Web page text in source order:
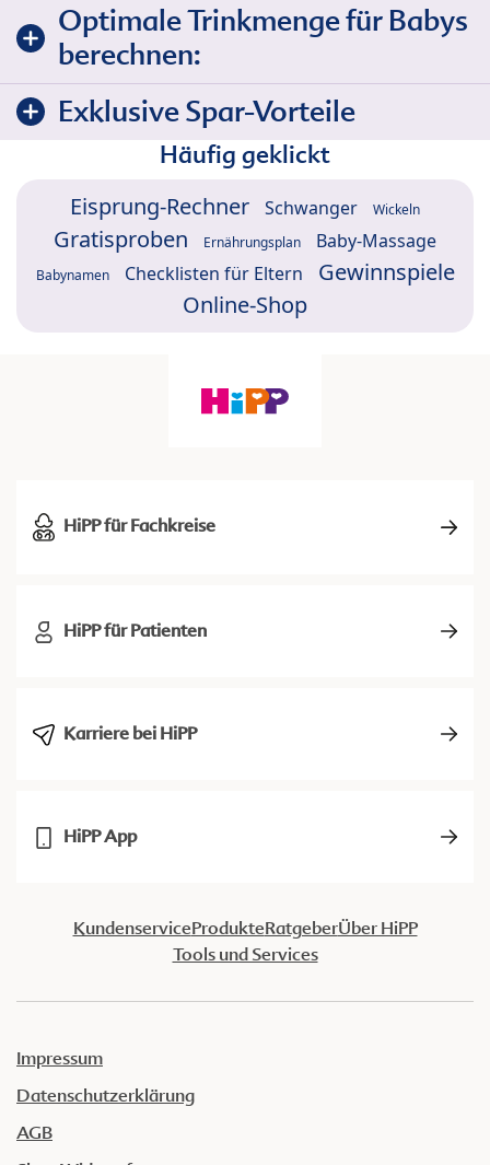
Optimale Trinkmenge für Babys
berechnen:
Exklusive Spar-Vorteile
Häufig geklickt
Eisprung-Rechner Schwanger Wickeln
Gratisproben Ernährungsplan Baby-Massage
Babynamen Checklisten für Eltern
Gewinnspiele
Online-Shop
HiPP für Fachkreise
HiPP für Patienten
Karriere bei HiPP
HiPP App
KundenserviceProdukteRatgeberÜber HiPP
Tools und Services
Impressum
Datenschutzerklärung
AGB